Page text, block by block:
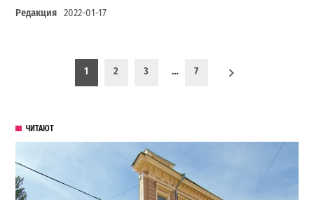
Редакция 2022-01-17
Пагинация записей
1 2 3 … 7
ЧИТАЮТ